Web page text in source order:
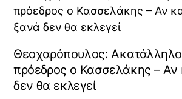
Θεοχαρόπουλος:
πρόεδρος ο Κασσελάκης – Αν
δεν θα εκλεγεί